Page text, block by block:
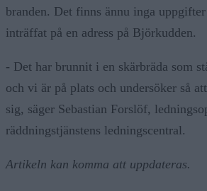
branden. Det finns ännu inga
inträffat på en adress på Björkudden.
- Det har brunnit i en skärbräda som
och vi är på plats och undersöker så
sig, säger Sebastian Forslöf,
räddningstjänstens ledningscentral.
Artikeln kan komma att uppdateras.